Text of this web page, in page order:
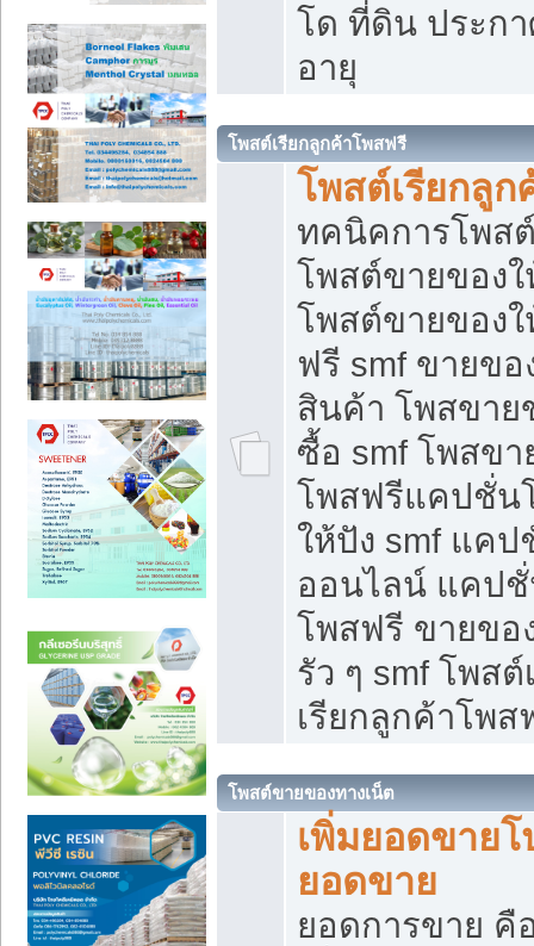
โด ที่ดิน ประก
อายุ
โพสต์เรียกลูกค้าโพสฟรี
โพสต์เรียกลูก
ทคนิคการโพส
โพสต์ขายของ
โพสต์ขายของ
ฟรี smf ขายข
สินค้า โพสขาย
ซื้อ smf โพสข
โพสฟรีแคปชั่น
ให้ปัง smf แค
ออนไลน์ แคป
โพสฟรี ขายขอ
รัว ๆ smf โพส
เรียกลูกค้าโพส
โพสต์ขายของทางเน็ต
เพิ่มยอดขาย
ยอดขาย
ยอดการขาย คื